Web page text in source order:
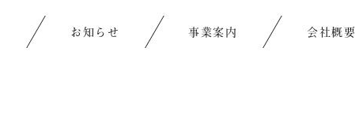
お知らせ 事業案内 会社概要